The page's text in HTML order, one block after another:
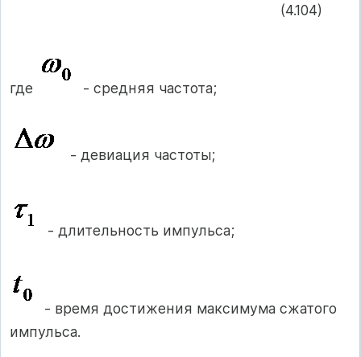
(4.104)
где - средняя частота;
- девиация частоты;
- длительность импульса;
- время достижения максимума сжатого
импульса.